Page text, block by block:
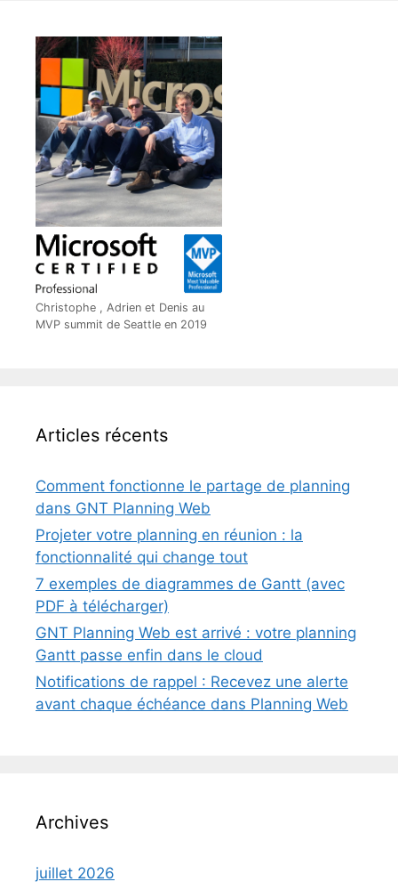
Christophe , Adrien et Denis au
MVP summit de Seattle en 2019
Articles récents
Comment fonctionne le partage de planning
dans GNT Planning Web
Projeter votre planning en réunion : la
fonctionnalité qui change tout
7 exemples de diagrammes de Gantt (avec
PDF à télécharger)
GNT Planning Web est arrivé : votre planning
Gantt passe enfin dans le cloud
Notifications de rappel : Recevez une alerte
avant chaque échéance dans Planning Web
Archives
juillet 2026